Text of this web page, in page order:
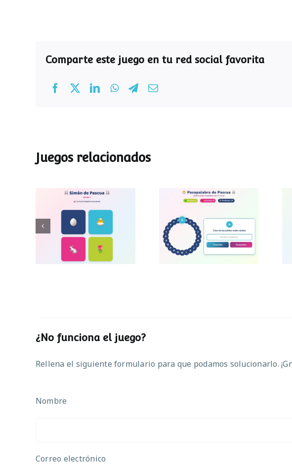
Comparte este juego en tu red social favorita
Juegos relacionados
Simon de Pascua
Pasapalabra de
Pascua
¿No funciona el juego?
Rellena el siguiente formulario para que podamos solucionarlo.
Nombre
Correo electrónico